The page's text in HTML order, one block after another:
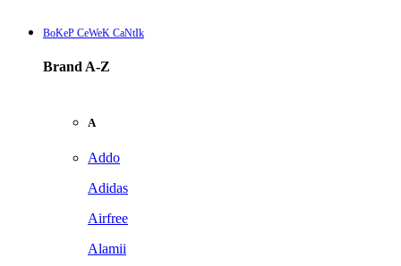
BoKeP CeWeK CaNtIk
Brand A-Z
A
Addo
Adidas
Airfree
Alamii